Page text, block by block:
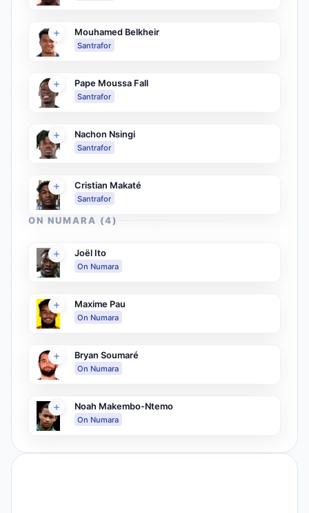
Mouhamed Belkheir
Santrafor
Pape Moussa Fall
Santrafor
Nachon Nsingi
Santrafor
Cristian Makaté
Santrafor
ON NUMARA (4)
Joël Ito
On Numara
Maxime Pau
On Numara
Bryan Soumaré
On Numara
Noah Makembo-Ntemo
On Numara